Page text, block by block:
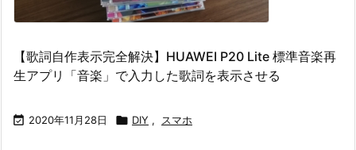
【歌詞自作表示完全解決】HUAWEI P20 Lite 標準音楽再
生アプリ「音楽」で入力した歌詞を表示させる
 2020年11月28日  DIY , スマホ